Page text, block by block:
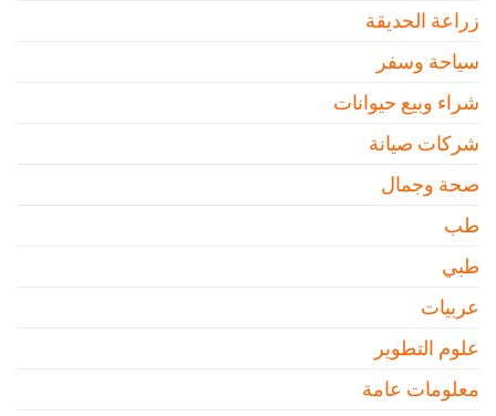
زراعة الحديقة
سياحة وسفر
شراء وبيع حيوانات
شركات صيانة
صحة وجمال
طب
طبي
عربيات
علوم التطوير
معلومات عامة